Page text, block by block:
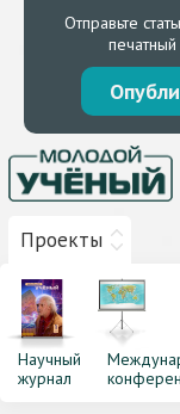
Отправьте
Проекты
Научный
журнал